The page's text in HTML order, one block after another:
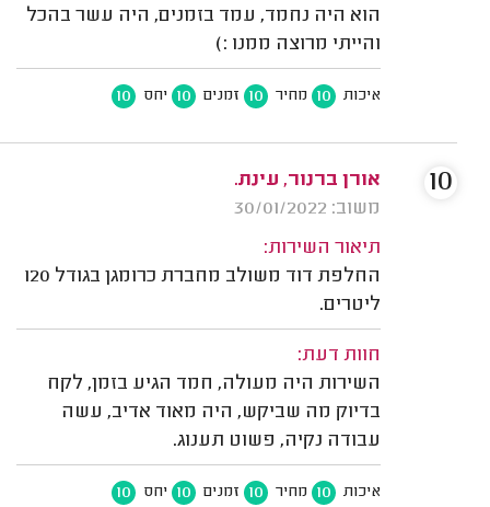
הוא היה נחמד, עמד בזמנים, היה עשר בהכל
והייתי מרוצה ממנו :)
איכות 10 מחיר 10 זמנים 10 יחס 10
אורן ברנור, עינת.
משוב: 30/01/2022
תיאור השירות:
החלפת דוד משולב מחברת כרומגן בגודל 120
ליטרים.
חוות דעת:
השירות היה מעולה, חמד הגיע בזמן, לקח
בדיוק מה שביקש, היה מאוד אדיב, עשה
עבודה נקיה, פשוט תענוג.
איכות 10 מחיר 10 זמנים 10 יחס 10
10